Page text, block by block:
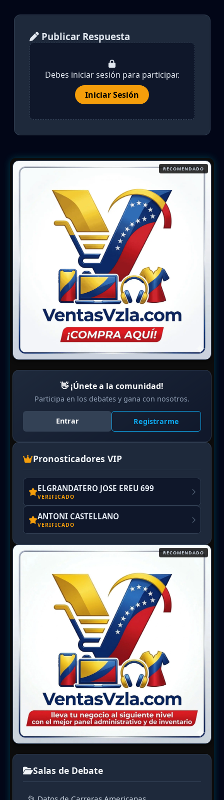
Publicar Respuesta
Debes iniciar sesión para participar.
Iniciar Sesión
RECOMENDADO
👋 ¡Únete a la comunidad!
Participa en los debates y gana con nosotros.
Entrar Registrarme
Pronosticadores VIP
ELGRANDATERO JOSE EREU 699
VERIFICADO
ANTONI CASTELLANO
VERIFICADO
RECOMENDADO
Salas de Debate